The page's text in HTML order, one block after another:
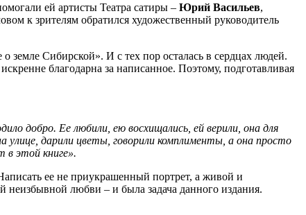
ей артисты Театра сатиры – Юрий Васильев,
к зрителям обратился художественный руководитель
земле Сибирской». И с тех пор осталась в сердцах людей.
благодарна за написанное. Поэтому, подготавливая
добро. Ее любили, ею восхищались, ей верили, она для
улице, дарили цветы, говорили комплименты, а она просто
в этой книге».
ее не приукрашенный портрет, а живой и
неизбывной любви – и была задача данного издания.